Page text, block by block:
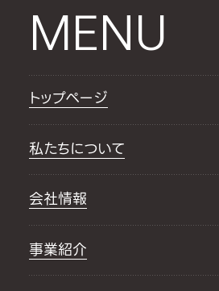
MENU
トップページ
私たちについて
会社情報
事業紹介